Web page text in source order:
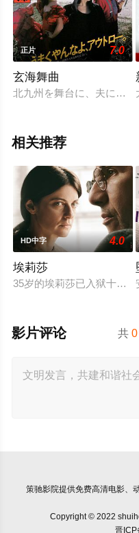
正片 7.0
玄海舞曲
北九州を舞台に、夫に蒸
相关推荐
HD中字 4.0
埃莉莎
35岁的埃莉莎已入狱十年
共0
影片评论
策驰影院提供免费高清电影、
Copyright © 2022
晋